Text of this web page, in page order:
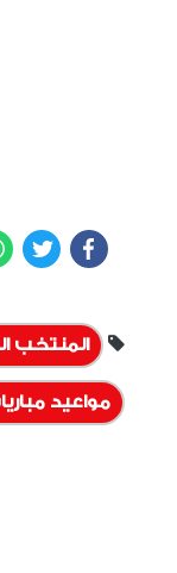
المنتخب
مواعيد